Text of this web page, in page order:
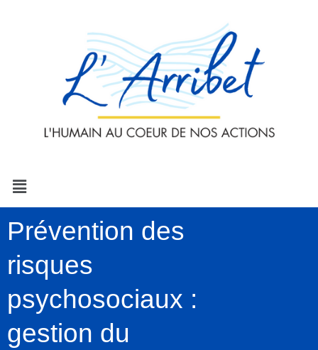
Menu
Prévention des
risques
psychosociaux :
gestion du